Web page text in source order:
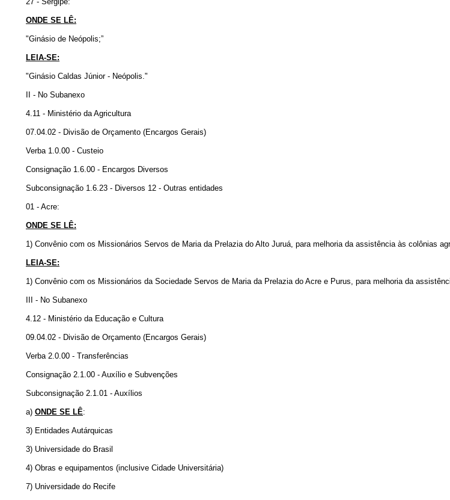
ONDE SE LÊ:
"Ginásio de Neópolis;”
LEIA-SE:
"Ginásio Caldas Júnior - Neópolis."
II - No Subanexo
4.11 - Ministério da Agricultura
07.04.02 - Divisão de Orçamento (Encargos Gerais)
Verba 1.0.00 - Custeio
Consignação 1.6.00 - Encargos Diversos
Subconsignação 1.6.23 - Diversos 12 - Outras entidades
01 - Acre:
ONDE SE LÊ:
1) Convênio com os Missionários Servos de Maria da Prelazia do Alto Juruá, para melhoria da assistência às colônias
LEIA-SE:
1) Convênio com os Missionários da Sociedade Servos de Maria da Prelazia do Acre e Purus, para melhoria da
III - No Subanexo
4.12 - Ministério da Educação e Cultura
09.04.02 - Divisão de Orçamento (Encargos Gerais)
Verba 2.0.00 - Transferências
Consignação 2.1.00 - Auxílio e Subvenções
Subconsignação 2.1.01 - Auxílios
a) ONDE SE LÊ:
3) Entidades Autárquicas
3) Universidade do Brasil
4) Obras e equipamentos (inclusive Cidade Universitária)
7) Universidade do Recife